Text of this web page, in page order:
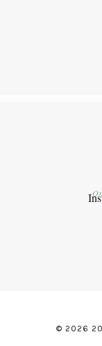
© 2026